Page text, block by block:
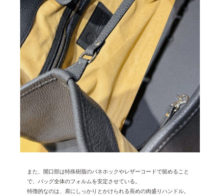
2023年9月 [4]
2023年8月 [6]
2023年7月 [4]
2023年6月 [5]
2023年5月 [4]
2023年4月 [6]
2023年3月 [2]
2023年2月 [4]
2022年12月 [2]
2022年11月 [2]
2022年10月 [1]
2022年9月 [1]
また、開口部は特殊樹脂のバネホックやレザーコードで留めること
で、バッグ全体のフォルムを安定させている。
特徴的なのは、肩にしっかりとかけられる長めの肉盛りハンドル。